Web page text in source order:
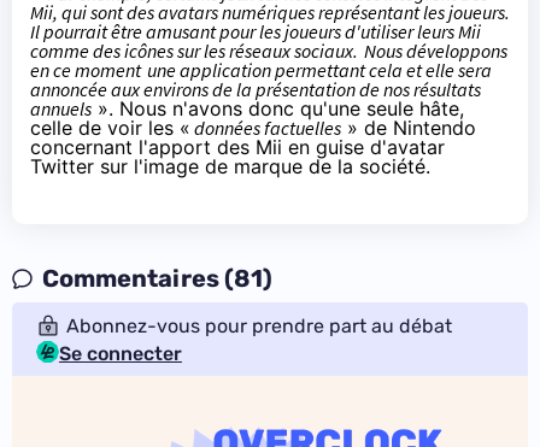
Mii, qui sont des avatars numériques représentant les joueurs.
Il pourrait être amusant pour les joueurs d'utiliser leurs Mii
comme des icônes surles réseaux sociaux. Nous développons
en ce moment une application permettant cela et elle sera
annoncée aux environs de la présentation de nos résultats
annuels ». Nous n'avons donc qu'une seule hâte,
celle de voir les « données factuelles » de Nintendo
concernant l'apport des Mii en guise d'avatar
Twitter sur l'image de marque de la société.
Commentaires (81)
Abonnez-vous pour prendre part au débat
Se connecter